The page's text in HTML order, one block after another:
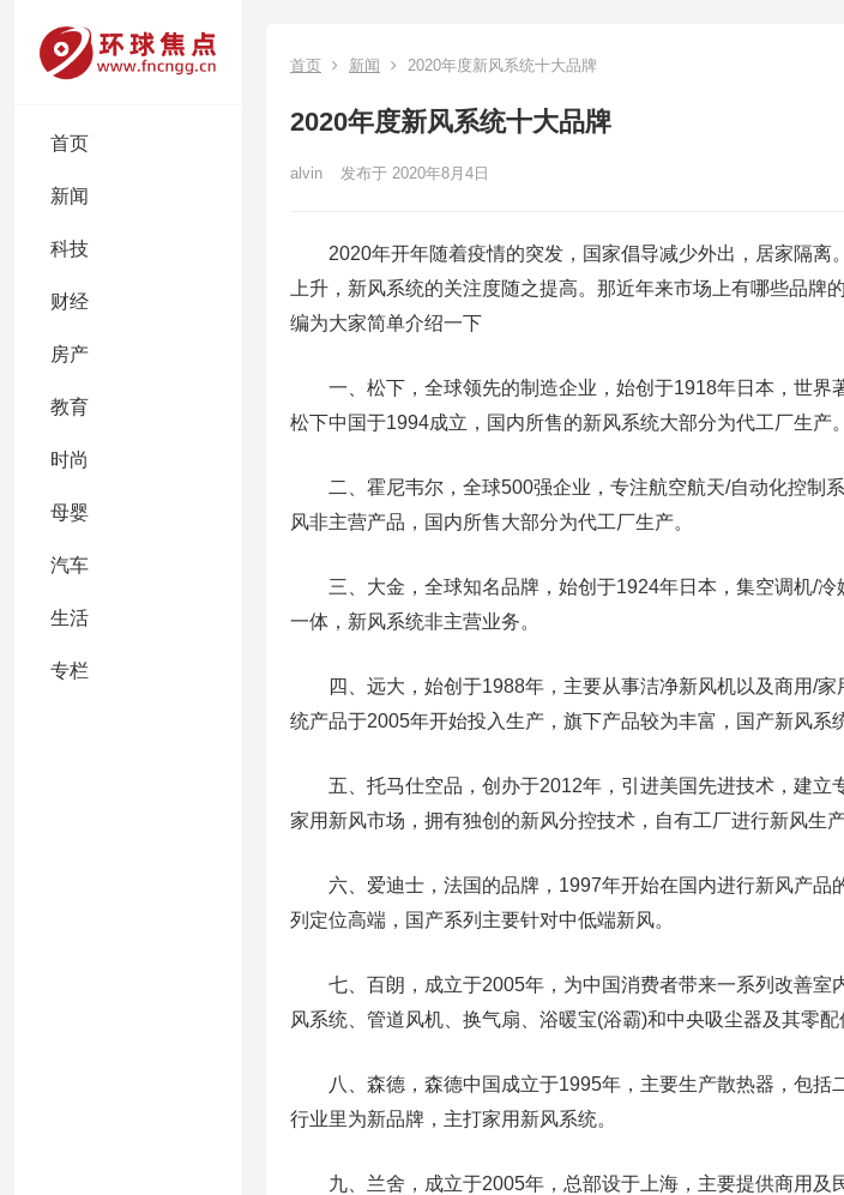
首页
新闻
科技
财经
房产
教育
时尚
母婴
汽车
生活
专栏
首页 新闻 2020年度新风系统十大品牌
2020年度新风系统十大品牌
alvin 发布于 2020年8月4日
2020年开年随着疫情的突发，国家倡导减少外出，居家隔离
上升，新风系统的关注度随之提高。那近年来市场上有哪些品牌
编为大家简单介绍一下
一、松下，全球领先的制造企业，始创于1918年日本，世界
松下中国于1994成立，国内所售的新风系统大部分为代工厂生产。
二、霍尼韦尔，全球500强企业，专注航空航天/自动化控制
风非主营产品，国内所售大部分为代工厂生产。
三、大金，全球知名品牌，始创于1924年日本，集空调机/冷
一体，新风系统非主营业务。
四、远大，始创于1988年，主要从事洁净新风机以及商用/家
统产品于2005年开始投入生产，旗下产品较为丰富，国产新风系
五、托马仕空品，创办于2012年，引进美国先进技术，建立
家用新风市场，拥有独创的新风分控技术，自有工厂进行新风生产
六、爱迪士，法国的品牌，1997年开始在国内进行新风产品
列定位高端，国产系列主要针对中低端新风。
七、百朗，成立于2005年，为中国消费者带来一系列改善室
风系统、管道风机、换气扇、浴暖宝(浴霸)和中央吸尘器及其零配
八、森德，森德中国成立于1995年，主要生产散热器，包括
行业里为新品牌，主打家用新风系统。
九、兰舍，成立于2005年，总部设于上海，主要提供商用及